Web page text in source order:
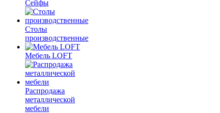
Сейфы
Столы
производственные
Мебель LOFT
Распродажа
металлической
мебели